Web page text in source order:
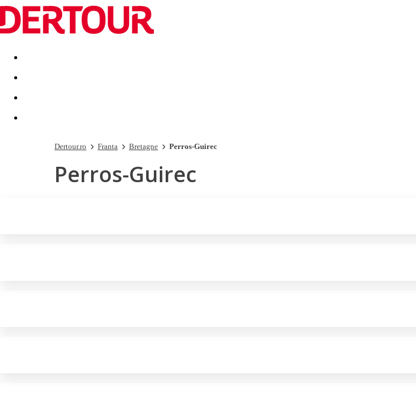
Destinatii Vacanta perfecta OFERTE DE NERATAT
Dertour.ro Franta Bretagne Perros-Guirec
Perros-Guirec